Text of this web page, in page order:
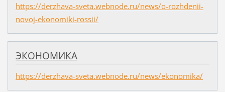
https://derzhava-sveta.webnode.ru/news/o-rozhdenii-
novoj-ekonomiki-rossii/
ЭКОНОМИКА
https://derzhava-sveta.webnode.ru/news/ekonomika/